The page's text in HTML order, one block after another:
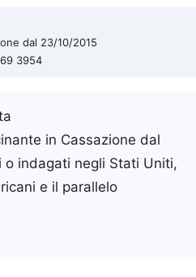
dal 23/10/2015
3954
in Cassazione dal
indagati negli Stati Uniti,
e il parallelo